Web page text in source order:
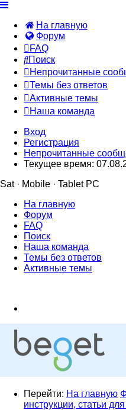
На главную
Форум
FAQ
Поиск
Непрочитанные
Темы без ответов
Активные темы
Наша команда
Вход
Регистрация
Непрочитанные
Текущее время:
Sat · Mobile · Tablet PC
На главную
Форум
FAQ
Поиск
Наша команда
Темы без ответов
Активные темы
Перейти: На главную
инструкции, статьи